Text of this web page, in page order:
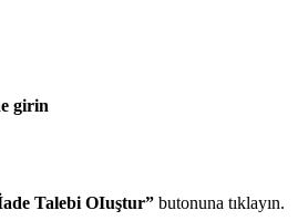
girin
Talebi OIuştur” butonuna tıklayın.